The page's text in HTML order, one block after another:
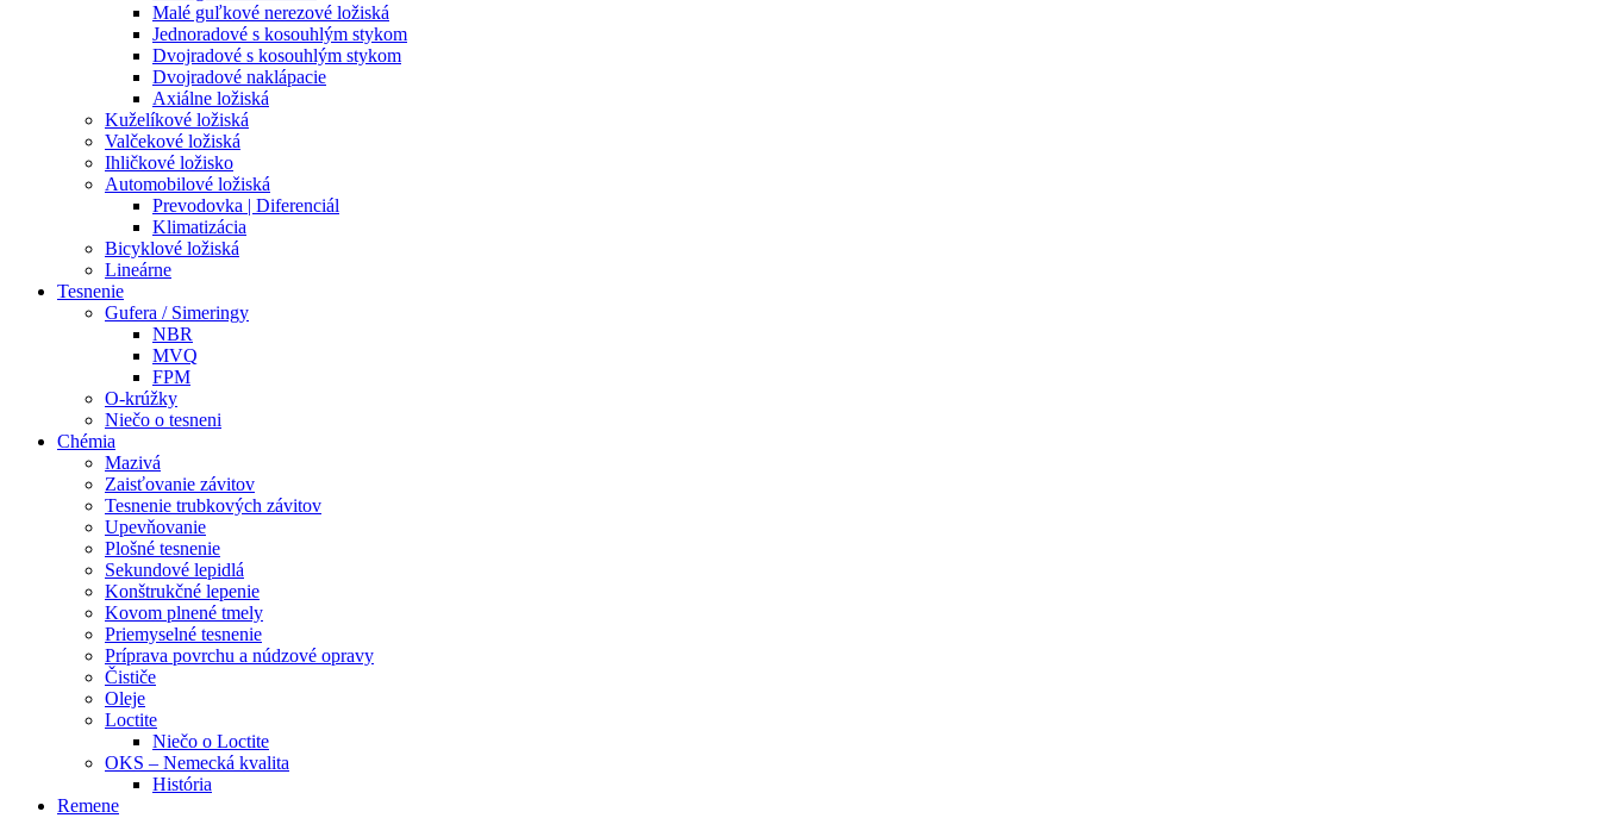
Malé guľkové nerezové ložiská
Jednoradové s kosouhlým stykom
Dvojradové s kosouhlým stykom
Dvojradové naklápacie
Axiálne ložiská
Kuželíkové ložiská
Valčekové ložiská
Ihličkové ložisko
Automobilové ložiská
Prevodovka | Diferenciál
Klimatizácia
Bicyklové ložiská
Lineárne
Tesnenie
Gufera / Simeringy
NBR
MVQ
FPM
O-krúžky
Niečo o tesneni
Chémia
Mazivá
Zaisťovanie závitov
Tesnenie trubkových závitov
Upevňovanie
Plošné tesnenie
Sekundové lepidlá
Konštrukčné lepenie
Kovom plnené tmely
Priemyselné tesnenie
Príprava povrchu a núdzové opravy
Čističe
Oleje
Loctite
Niečo o Loctite
OKS – Nemecká kvalita
História
Remene